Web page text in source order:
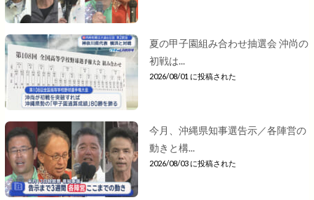
夏の甲子園組み合わせ抽選会 沖尚の
初戦は...
2026/08/01 に投稿された
今月、沖縄県知事選告示／各陣営の
動きと構...
2026/08/03 に投稿された